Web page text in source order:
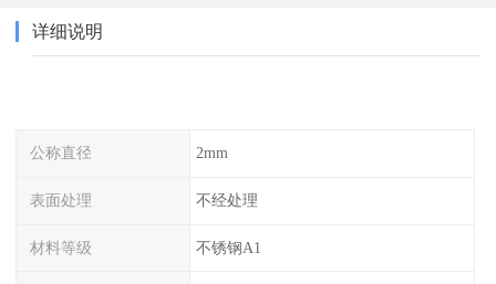
详细说明
公称直径 2mm
表面处理 不经处理
材料等级 不锈钢A1